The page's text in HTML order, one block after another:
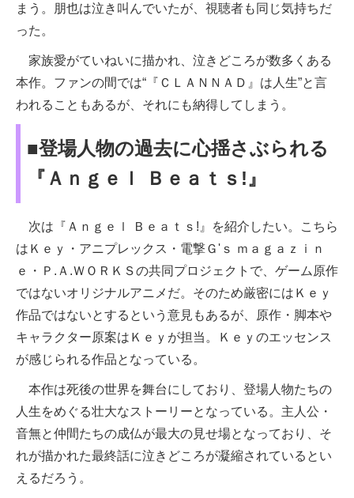
まう。朋也は泣き叫んでいたが、視聴者も同じ気持ちだ
った。
家族愛がていねいに描かれ、泣きどころが数多くある
本作。ファンの間では“『ＣＬＡＮＮＡＤ』は人生”と言
われることもあるが、それにも納得してしまう。
■登場人物の過去に心揺さぶられる
『Ａｎｇｅｌ Ｂｅａｔｓ!』
次は『Ａｎｇｅｌ Ｂｅａｔｓ!』を紹介したい。こちら
はＫｅｙ・アニプレックス・電撃Ｇ'ｓ ｍａｇａｚｉｎ
ｅ・Ｐ.Ａ.ＷＯＲＫＳの共同プロジェクトで、ゲーム原作
ではないオリジナルアニメだ。そのため厳密にはＫｅｙ
作品ではないとするという意見もあるが、原作・脚本や
キャラクター原案はＫｅｙが担当。Ｋｅｙのエッセンス
が感じられる作品となっている。
本作は死後の世界を舞台にしており、登場人物たちの
人生をめぐる壮大なストーリーとなっている。主人公・
音無と仲間たちの成仏が最大の見せ場となっており、そ
れが描かれた最終話に泣きどころが凝縮されているとい
えるだろう。